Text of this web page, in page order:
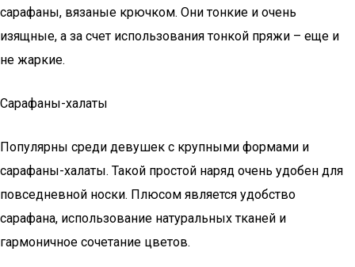
сарафаны, вязаные крючком. Они тонкие и очень
изящные, а за счет использования тонкой пряжи – еще и
не жаркие.
Сарафаны-халаты
Популярны среди девушек с крупными формами и
сарафаны-халаты. Такой простой наряд очень удобен для
повседневной носки. Плюсом является удобство
сарафана, использование натуральных тканей и
гармоничное сочетание цветов.